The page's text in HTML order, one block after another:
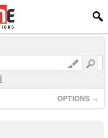
OPTIONS →